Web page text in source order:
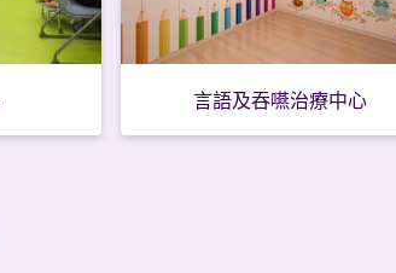
言語及吞嚥治療中心